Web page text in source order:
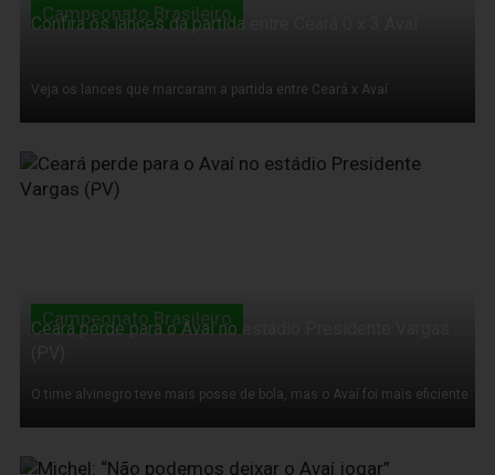
Campeonato Brasileiro
Confira os lances da partida entre Ceará 0 x 3 Avaí
Veja os lances que marcaram a partida entre Ceará x Avaí
03 de Agosto de 2011
Campeonato Brasileiro
Ceará perde para o Avaí no estádio Presidente Vargas
O time alvinegro teve mais posse de bola, mas o Avaí foi mais eficiente